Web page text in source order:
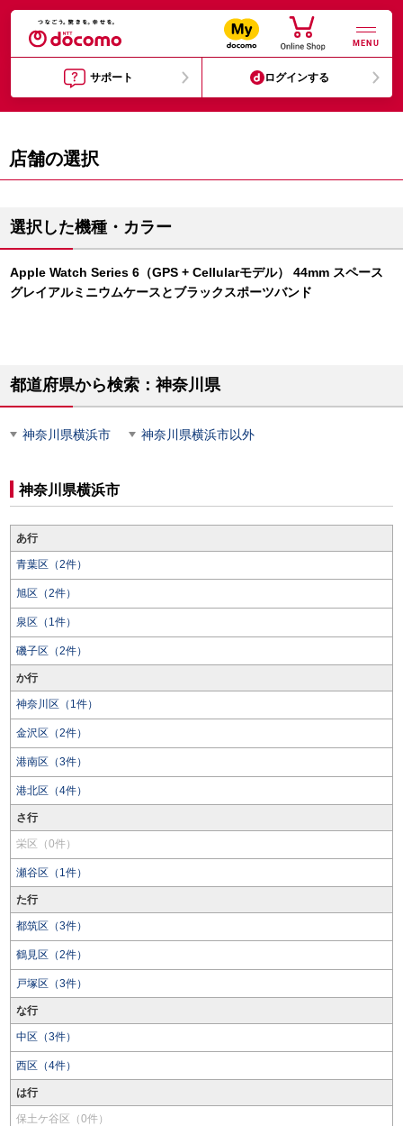
MENU
サポート ログインする
店舗の選択
選択した機種・カラー
Apple Watch Series 6（GPS + Cellularモデル） 44mm スペース
グレイアルミニウムケースとブラックスポーツバンド
都道府県から検索：神奈川県
神奈川県横浜市 神奈川県横浜市以外
神奈川県横浜市
あ行
青葉区（2件）
旭区（2件）
泉区（1件）
磯子区（2件）
か行
神奈川区（1件）
金沢区（2件）
港南区（3件）
港北区（4件）
さ行
栄区（0件）
瀬谷区（1件）
た行
都筑区（3件）
鶴見区（2件）
戸塚区（3件）
な行
中区（3件）
西区（4件）
は行
保土ケ谷区（0件）